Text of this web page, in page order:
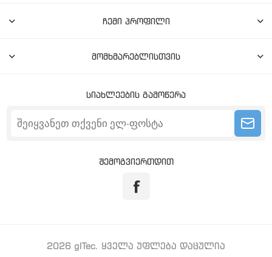
ჩემი პროფილი
მომხმარებლისთვის
სიახლეების გამოწერა
შემოგვიერთდით
2026 gITec. ყველა უფლება დაცულია